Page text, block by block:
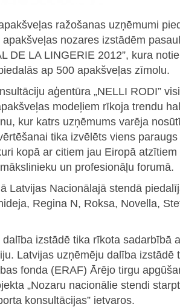
ražošanas uzņēmumi
nozares izstādēm
DE LA LINGERIE 2012”, kura
ap 500 apakšveļas zīmolu.
aģentūra „NELLI RODI”
modeļiem rīkoja trendu
kur katrs uzņēmums varēja
tika izvēlēts viens
kopā ar citiem jau Eiropā
un profesionāļu forumā.
Latvijas Nacionālajā stendā
Regina N, Roksa, Novella,
izstādē tika rīkota sadarbībā
Latvijas uzņēmēju dalība izstādē
fonda (ERAF) Ārējo tirgu
„Nozaru nacionālie stendi
konsultācijas” ietvaros.